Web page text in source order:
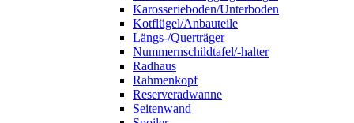
Karosserieboden/Unterboden
Kotflügel/Anbauteile
Längs-/Querträger
Nummernschildtafel/-halter
Radhaus
Rahmenkopf
Reserveradwanne
Seitenwand